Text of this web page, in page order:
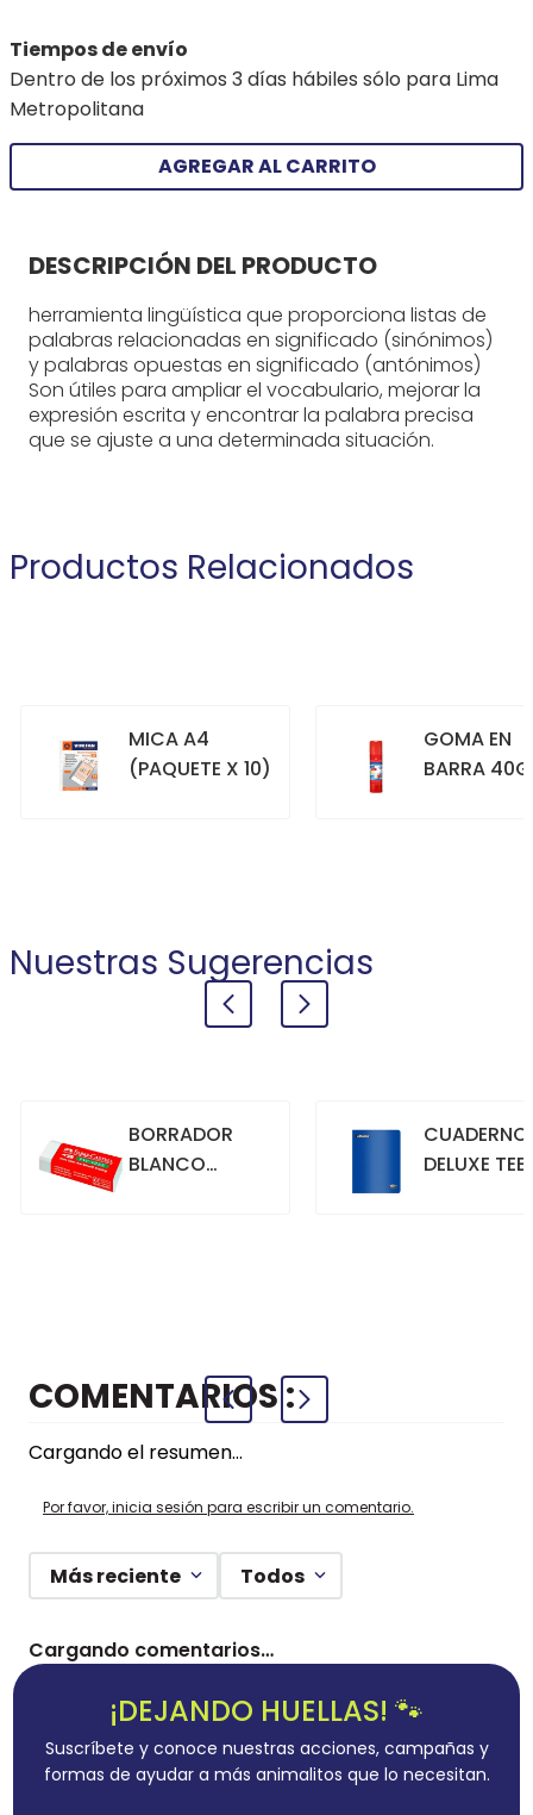
Tiempos de envío
Dentro de los próximos 3 días hábiles sólo para Lima
Metropolitana
AGREGAR AL CARRITO
DESCRIPCIÓN DEL PRODUCTO
herramienta lingüística que proporciona listas de
palabras relacionadas en significado (sinónimos)
y palabras opuestas en significado (antónimos)
Son útiles para ampliar el vocabulario, mejorar la
expresión escrita y encontrar la palabra precisa
que se ajuste a una determinada situación.
Productos Relacionados
MICA A4
(PAQUETE X 10)
GOMA EN
BARRA
Nuestras Sugerencias
BORRADOR
BLANCO
DELUXE
COMENTARIOS
Cargando el resumen…
Por favor, inicia sesión para escribir un comentario.
Más reciente Todos
Cargando comentarios…
¡DEJANDO HUELLAS! 🐾
Suscríbete y conoce nuestras acciones, campañas y
formas de ayudar a más animalitos que lo necesitan.